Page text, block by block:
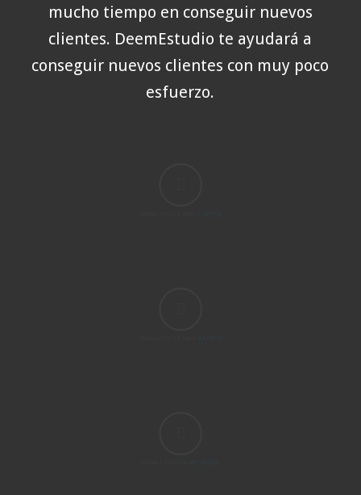
mucho tiempo en conseguir nuevos
clientes. DeemEstudio te ayudará a
conseguir nuevos clientes con muy poco
esfuerzo.